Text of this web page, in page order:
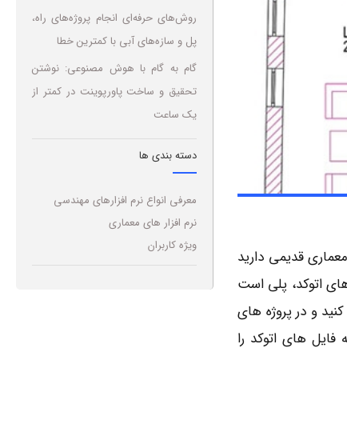
روش‌های حرفه‌ای انجام پروژه‌های راه،
پل و سازه‌های آبی با کمترین خطا
گام به گام با هوش مصنوعی: نوشتن
تحقیق و ساخت پاورپوینت در کمتر از
یک ساعت
دسته بندی ها
معرفی انواع نرم افزارهای مهندسی
نرم افزار های معماری
ویژه کاربران
قدیمی دارید
اتوکد، پلی است
و در پروژه‌ های
‌های اتوکد را